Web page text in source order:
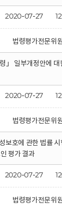
2020-07-27
법령평가전문위
」 일부개정안에
2020-07-27
법령평가전문위
보호에 관한 법률
평가 결과
2020-07-27
법령평가전문위